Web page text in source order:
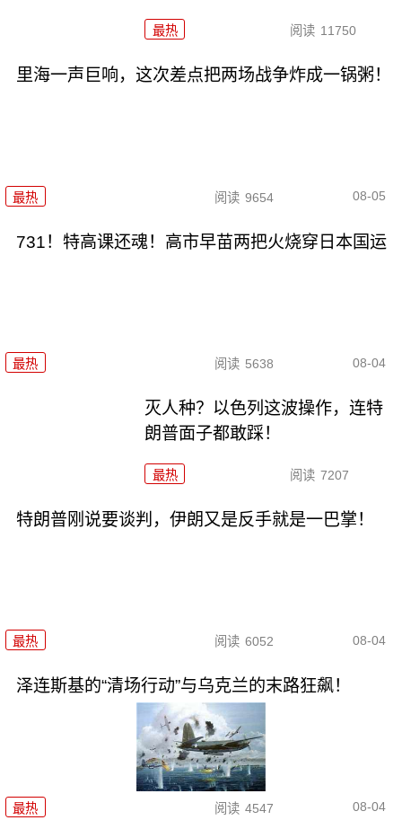
最热 阅读 11750
里海一声巨响，这次差点把两场战争炸成一锅粥！
最热 阅读 9654 08-05
731！特高课还魂！高市早苗两把火烧穿日本国运
最热 阅读 5638 08-04
灭人种？以色列这波操作，连特
朗普面子都敢踩！
最热 阅读 7207
特朗普刚说要谈判，伊朗又是反手就是一巴掌！
最热 阅读 6052 08-04
泽连斯基的“清场行动”与乌克兰的末路狂飙！
最热 阅读 4547 08-04